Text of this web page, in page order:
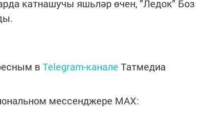
катнашучы яшьләр өчен, "Ледок" Боз
вTelegram-канале Татмедиа
мессенджере MАХ: